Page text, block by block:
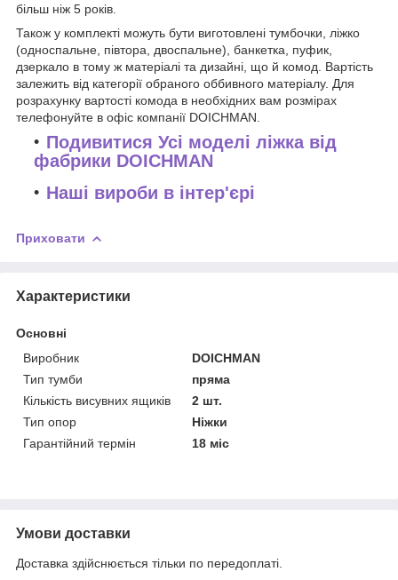
більш ніж 5 років.
Також у комплекті можуть бути виготовлені тумбочки, ліжко
(односпальне, півтора, двоспальне), банкетка, пуфик,
дзеркало в тому ж матеріалі та дизайні, що й комод. Вартість
залежить від категорії обраного оббивного матеріалу. Для
розрахунку вартості комода в необхідних вам розмірах
телефонуйте в офіс компанії DOICHMAN.
Подивитися Усі моделі ліжка від
фабрики DOICHMAN
Наші вироби в інтер'єрі
Приховати
Характеристики
Основні
Виробник
DOICHMAN
Тип тумби
пряма
Кількість висувних ящиків
2 шт.
Тип опор
Ніжки
Гарантійний термін
18 міс
Умови доставки
Доставка здійснюється тільки по передоплаті.